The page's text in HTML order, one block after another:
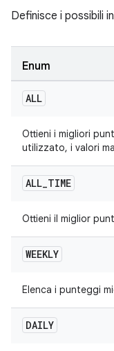
Definisce i possibili
Enum
ALL
Ottieni i migliori
utilizzato, i valori
ALL_TIME
Ottieni il miglior
WEEKLY
Elenca i punteggi
DAILY